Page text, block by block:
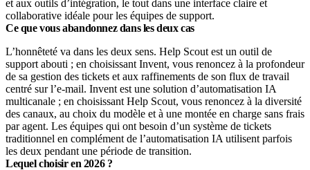
et aux outils d’intégration, le tout dans une interface claire et
collaborative idéale pour les équipes de support.
Ce que vous abandonnez dans les deux cas
L’honnêteté va dans les deux sens. Help Scout est un outil de
support abouti ; en choisissant Invent, vous renoncez à la profondeur
de sa gestion des tickets et aux raffinements de son flux de travail
centré sur l’e-mail. Invent est une solution d’automatisation IA
multicanale ; en choisissant Help Scout, vous renoncez à la diversité
des canaux, au choix du modèle et à une montée en charge sans frais
par agent. Les équipes qui ont besoin d’un système de tickets
traditionnel en complément de l’automatisation IA utilisent parfois
les deux pendant une période de transition.
Lequel choisir en 2026 ?